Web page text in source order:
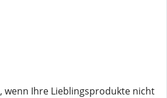
wenn Ihre Lieblingsprodukte nicht